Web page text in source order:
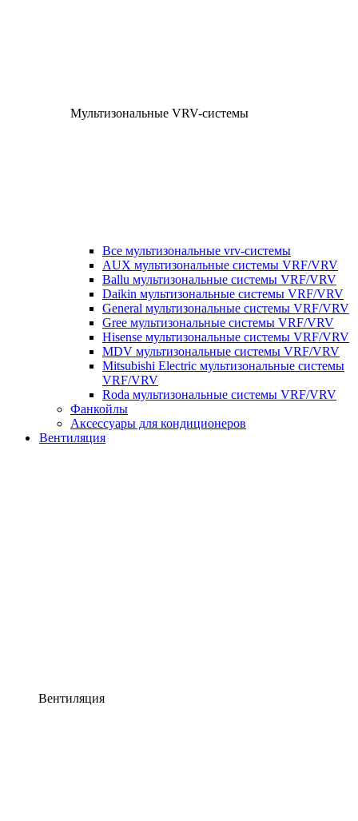
Мультизональные VRV-системы
Все мультизональные vrv-системы
AUX мультизональные системы VRF/VRV
Ballu мультизональные системы VRF/VRV
Daikin мультизональные системы VRF/VRV
General мультизональные системы VRF/VRV
Gree мультизональные системы VRF/VRV
Hisense мультизональные системы VRF/VRV
MDV мультизональные системы VRF/VRV
Mitsubishi Electric мультизональные системы
VRF/VRV
Roda мультизональные системы VRF/VRV
Фанкойлы
Аксессуары для кондиционеров
Вентиляция
Вентиляция